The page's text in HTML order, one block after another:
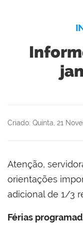
Criado: Quinta, 21
Atenção,
orientações
adicional de 1/3
Férias